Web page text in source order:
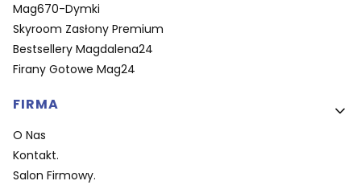
Mag670-Dymki
Skyroom Zasłony Premium
Bestsellery Magdalena24
Firany Gotowe Mag24
FIRMA
O Nas
Kontakt.
Salon Firmowy.